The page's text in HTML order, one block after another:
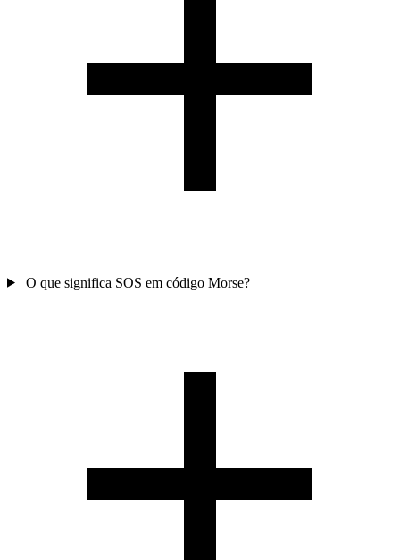
O que significa SOS em código Morse?